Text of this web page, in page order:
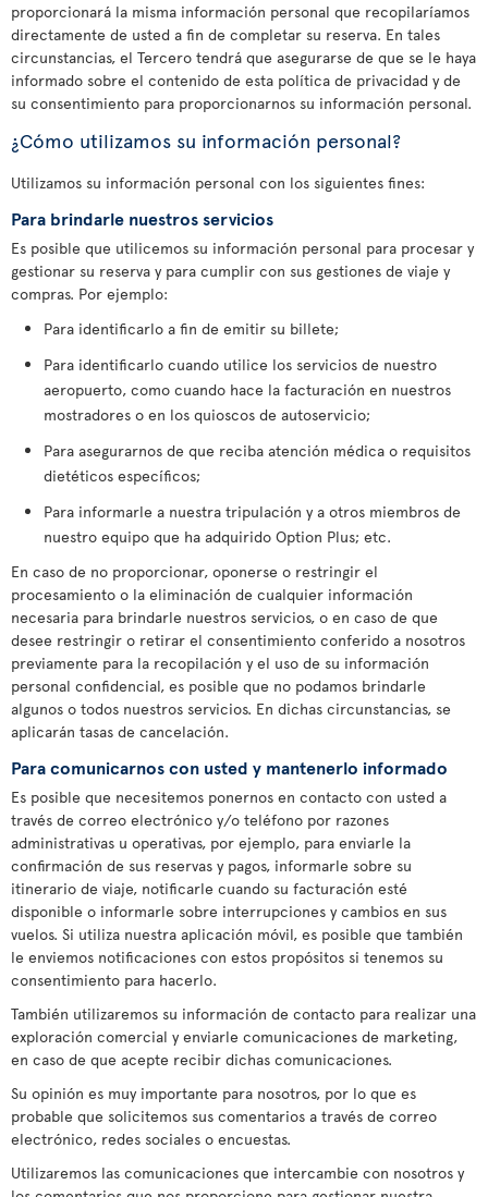
proporcionará la misma información personal que recopilaríamos
directamente de usted a fin de completar su reserva. En tales
circunstancias, el Tercero tendrá que asegurarse de que se le haya
informado sobre el contenido de esta política de privacidad y de
su consentimiento para proporcionarnos su información personal.
¿Cómo utilizamos su información personal?
Utilizamos su información personal con los siguientes fines:
Para brindarle nuestros servicios
Es posible que utilicemos su información personal para procesar y
gestionar su reserva y para cumplir con sus gestiones de viaje y
compras. Por ejemplo:
Para identificarlo a fin de emitir su billete;
Para identificarlo cuando utilice los servicios de nuestro
aeropuerto, como cuando hace la facturación en nuestros
mostradores o en los quioscos de autoservicio;
Para asegurarnos de que reciba atención médica o requisitos
dietéticos específicos;
Para informarle a nuestra tripulación y a otros miembros de
nuestro equipo que ha adquirido Option Plus; etc.
En caso de no proporcionar, oponerse o restringir el
procesamiento o la eliminación de cualquier información
necesaria para brindarle nuestros servicios, o en caso de que
desee restringir o retirar el consentimiento conferido a nosotros
previamente para la recopilación y el uso de su información
personal confidencial, es posible que no podamos brindarle
algunos o todos nuestros servicios. En dichas circunstancias, se
aplicarán tasas de cancelación.
Para comunicarnos con usted y mantenerlo informado
Es posible que necesitemos ponernos en contacto con usted a
través de correo electrónico y/o teléfono por razones
administrativas u operativas, por ejemplo, para enviarle la
confirmación de sus reservas y pagos, informarle sobre su
itinerario de viaje, notificarle cuando su facturación esté
disponible o informarle sobre interrupciones y cambios en sus
vuelos. Si utiliza nuestra aplicación móvil, es posible que también
le enviemos notificaciones con estos propósitos si tenemos su
consentimiento para hacerlo.
También utilizaremos su información de contacto para realizar una
exploración comercial y enviarle comunicaciones de marketing,
en caso de que acepte recibir dichas comunicaciones.
Su opinión es muy importante para nosotros, por lo que es
probable que solicitemos sus comentarios a través de correo
electrónico, redes sociales o encuestas.
Utilizaremos las comunicaciones que intercambie con nosotros y